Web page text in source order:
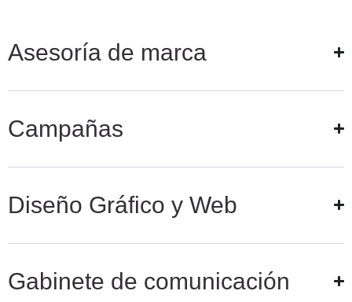
Asesoría de marca
Campañas
Diseño Gráfico y Web
Gabinete de comunicación